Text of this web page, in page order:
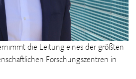
die Leitung eines der größten
Forschungszentren in